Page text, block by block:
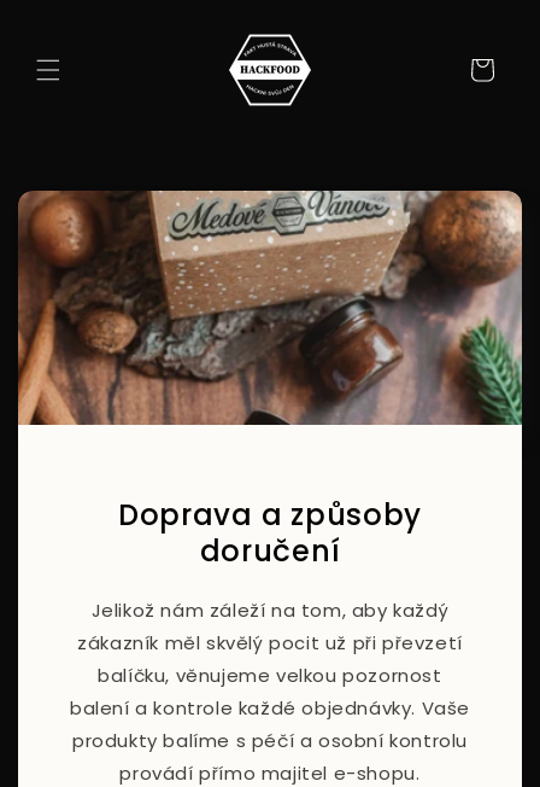
Košík
Doprava a způsoby
doručení
Jelikož nám záleží na tom, aby každý
zákazník měl skvělý pocit už při převzetí
balíčku, věnujeme velkou pozornost
balení a kontrole každé objednávky. Vaše
produkty balíme s péčí a osobní kontrolu
provádí přímo majitel e-shopu.